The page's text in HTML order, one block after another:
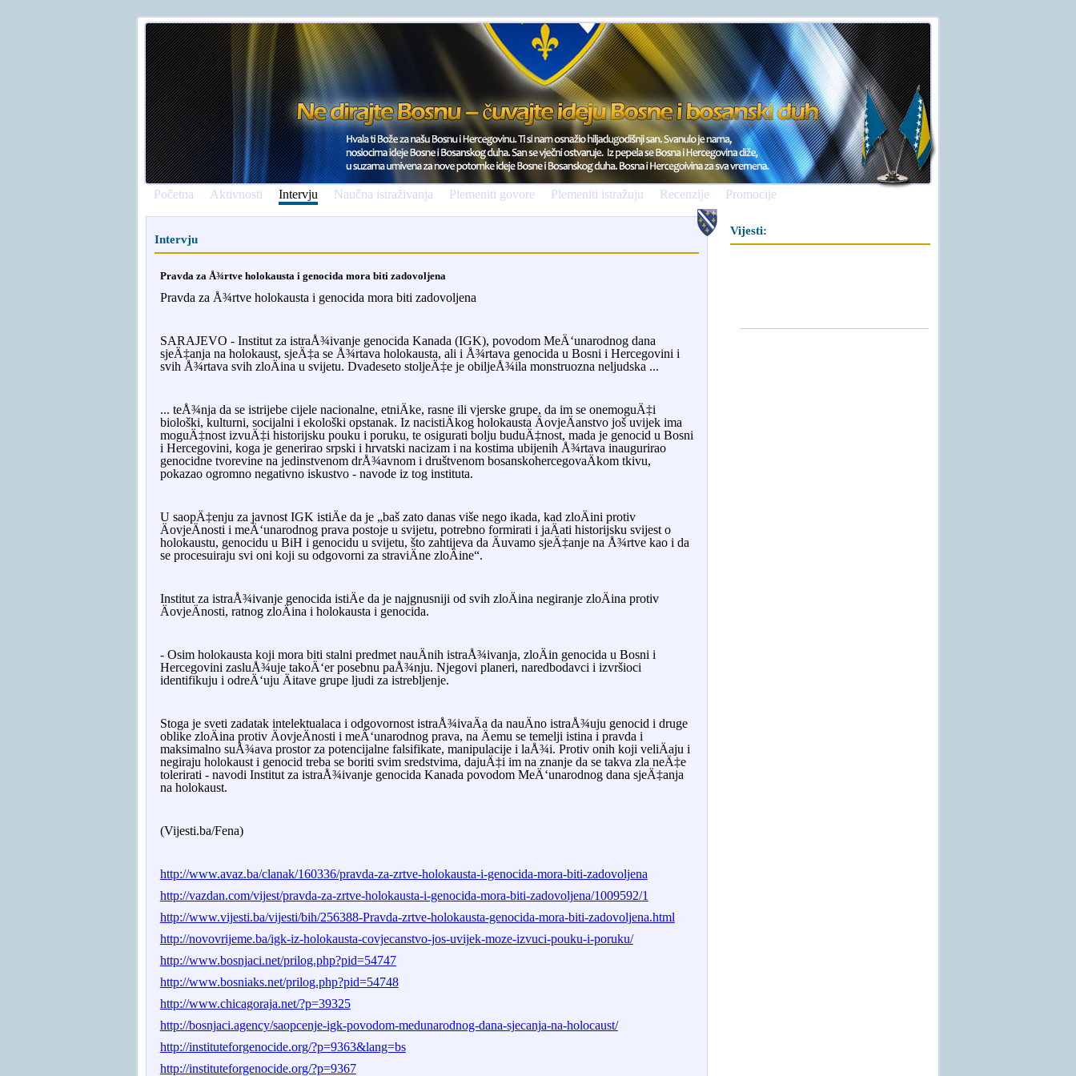
Početna Aktivnosti Intervju Naučna istraživanja Plemeniti govore Plemeniti istražuju Recenzije Promocije
Intervju
Pravda za Å¾rtve holokausta i genocida mora biti zadovoljena
Pravda za Å¾rtve holokausta i genocida mora biti zadovoljena
SARAJEVO - Institut za istraÅ¾ivanje genocida Kanada (IGK), povodom MeÄ‘unarodnog dana
sjeÄ‡anja na holokaust, sjeÄ‡a se Å¾rtava holokausta, ali i Å¾rtava genocida u Bosni i Hercegovini i
svih Å¾rtava svih zloÄina u svijetu. Dvadeseto stoljeÄ‡e je obiljeÅ¾ila monstruozna neljudska ...
... teÅ¾nja da se istrijebe cijele nacionalne, etniÄke, rasne ili vjerske grupe, da im se onemoguÄ‡i
biološki, kulturni, socijalni i ekološki opstanak. Iz nacistiÄkog holokausta ÄovjeÄanstvo još uvijek ima
moguÄ‡nost izvuÄ‡i historijsku pouku i poruku, te osigurati bolju buduÄ‡nost, mada je genocid u Bosni
i Hercegovini, koga je generirao srpski i hrvatski nacizam i na kostima ubijenih Å¾rtava inaugurirao
genocidne tvorevine na jedinstvenom drÅ¾avnom i društvenom bosanskohercegovaÄkom tkivu,
pokazao ogromno negativno iskustvo - navode iz tog instituta.
U saopÄ‡enju za javnost IGK istiÄe da je „baš zato danas više nego ikada, kad zloÄini protiv
ÄovjeÄnosti i meÄ‘unarodnog prava postoje u svijetu, potrebno formirati i jaÄati historijsku svijest o
holokaustu, genocidu u BiH i genocidu u svijetu, što zahtijeva da Äuvamo sjeÄ‡anje na Å¾rtve kao i da
se procesuiraju svi oni koji su odgovorni za straviÄne zloÄine“.
Institut za istraÅ¾ivanje genocida istiÄe da je najgnusniji od svih zloÄina negiranje zloÄina protiv
ÄovjeÄnosti, ratnog zloÄina i holokausta i genocida.
- Osim holokausta koji mora biti stalni predmet nauÄnih istraÅ¾ivanja, zloÄin genocida u Bosni i
Hercegovini zasluÅ¾uje takoÄ‘er posebnu paÅ¾nju. Njegovi planeri, naredbodavci i izvršioci
identifikuju i odreÄ‘uju Äitave grupe ljudi za istrebljenje.
Stoga je sveti zadatak intelektualaca i odgovornost istraÅ¾ivaÄa da nauÄno istraÅ¾uju genocid i druge
oblike zloÄina protiv ÄovjeÄnosti i meÄ‘unarodnog prava, na Äemu se temelji istina i pravda i
maksimalno suÅ¾ava prostor za potencijalne falsifikate, manipulacije i laÅ¾i. Protiv onih koji veliÄaju i
negiraju holokaust i genocid treba se boriti svim sredstvima, dajuÄ‡i im na znanje da se takva zla neÄ‡e
tolerirati - navodi Institut za istraÅ¾ivanje genocida Kanada povodom MeÄ‘unarodnog dana sjeÄ‡anja
na holokaust.
(Vijesti.ba/Fena)
http://www.avaz.ba/clanak/160336/pravda-za-zrtve-holokausta-i-genocida-mora-biti-zadovoljena
http://vazdan.com/vijest/pravda-za-zrtve-holokausta-i-genocida-mora-biti-zadovoljena/1009592/1
http://www.vijesti.ba/vijesti/bih/256388-Pravda-zrtve-holokausta-genocida-mora-biti-zadovoljena.html
http://novovrijeme.ba/igk-iz-holokausta-covjecanstvo-jos-uvijek-moze-izvuci-pouku-i-poruku/
http://www.bosnjaci.net/prilog.php?pid=54747
http://www.bosniaks.net/prilog.php?pid=54748
http://www.chicagoraja.net/?p=39325
http://bosnjaci.agency/saopcenje-igk-povodom-medunarodnog-dana-sjecanja-na-holocaust/
http://instituteforgenocide.org/?p=9363&lang=bs
http://instituteforgenocide.org/?p=9367
Vijesti: